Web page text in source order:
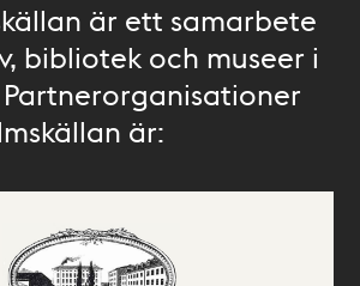
är ett samarbete
bibliotek och museer i
är: